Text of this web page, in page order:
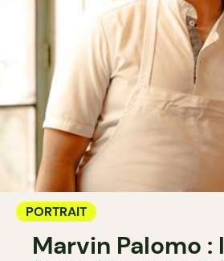
PORTRAIT
Marvin Palomo :